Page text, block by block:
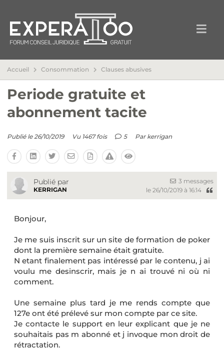
Accueil Consommation Clauses abusives
Periode gratuite et
abonnement tacite
Publié le 26/10/2019 Vu 1467 fois 5 Par kerrigan
Publié par
KERRIGAN
3 messages
le 26/10/2019 à 16:14
Bonjour,
Je me suis inscrit sur un site de formation de poker
dont la première semaine était gratuite.
N etant finalement pas intéressé par le contenu, j ai
voulu me desinscrir, mais je n ai trouvé ni où ni
comment.
Une semaine plus tard je me rends compte que
127e ont été prélevé sur mon compte par ce site.
Je contacte le support en leur explicant que je ne
souhaitais pas m abonné et j invoque mon droit de
rétractation.